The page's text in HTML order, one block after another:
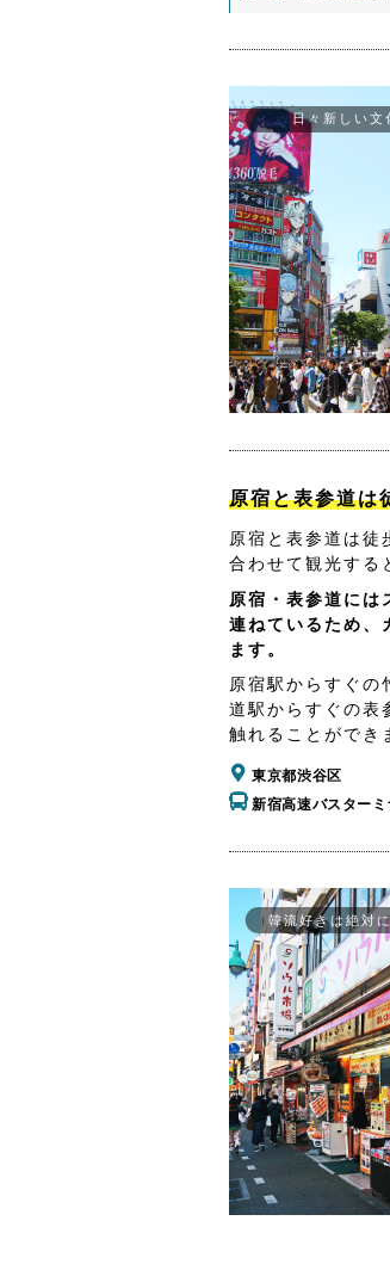
日々新しい文
原宿と表参道は
原宿と表参道は徒
合わせて観光する
原宿・表参道には
連ねているため、
ます。
原宿駅からすぐの
道駅からすぐの表
触れることができ
東京都渋谷区
新宿高速バスター
韓流好きは絶対